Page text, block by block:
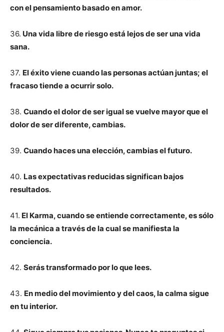
con el pensamiento basado en amor.
36. Una vida libre de riesgo está lejos de ser una vida
sana.
37. El éxito viene cuando las personas actúan juntas; el
fracaso tiende a ocurrir solo.
38. Cuando el dolor de ser igual se vuelve mayor que el
dolor de ser diferente, cambias.
39. Cuando haces una elección, cambias el futuro.
40. Las expectativas reducidas significan bajos
resultados.
41. El Karma, cuando se entiende correctamente, es sólo
la mecánica a través de la cual se manifiesta la
conciencia.
42. Serás transformado por lo que lees.
43. En medio del movimiento y del caos, la calma sigue
en tu interior.